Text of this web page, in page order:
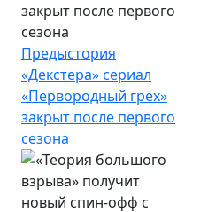
закрыт после первого
сезона
Предыстория
«Декстера» сериал
«Первородный грех»
закрыт после первого
сезона